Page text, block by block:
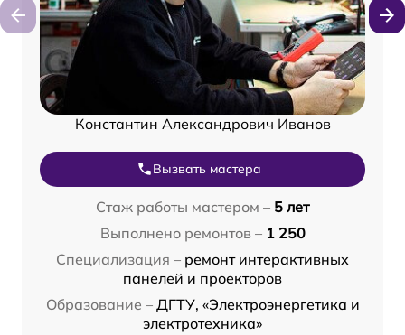
Константин Александрович Иванов
Вызвать мастера
Стаж работы мастером – 5 лет
Выполнено ремонтов – 1 250
Специализация – ремонт интерактивных
панелей и проекторов
Образование – ДГТУ, «Электроэнергетика и
электротехника»